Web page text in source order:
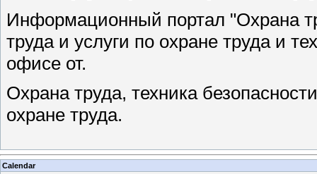
Информационный портал "Охрана
труда и услуги по охране труда и
офисе от.
Охрана труда, техника
охране труда.
Calendar